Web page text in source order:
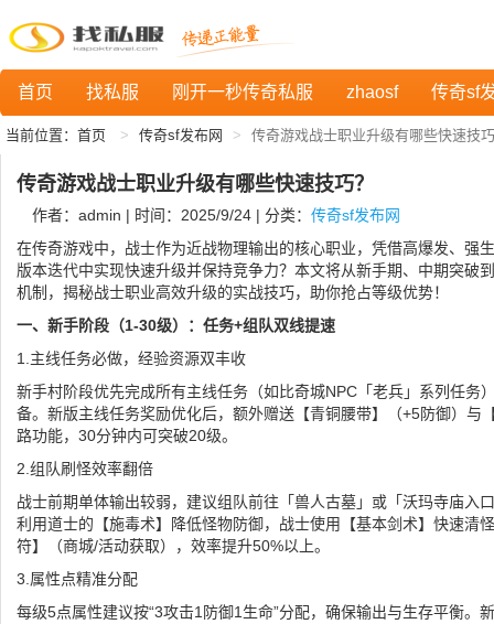
首页 找私服 刚开一秒传奇私服 zhaosf 传奇sf
当前位置： 首页 传奇sf发布网 传奇游戏战士职业升级有哪些快速技
传奇游戏战士职业升级有哪些快速技巧？
作者：admin | 时间：2025/9/24 | 分类： 传奇sf发布网
在传奇游戏中，战士作为近战物理输出的核心职业，凭借高爆发、强
版本迭代中实现快速升级并保持竞争力？本文将从新手期、中期突破
机制，揭秘战士职业高效升级的实战技巧，助你抢占等级优势！
一、新手阶段（1-30级）：任务+组队双线提速
1.主线任务必做，经验资源双丰收
新手村阶段优先完成所有主线任务（如比奇城NPC「老兵」系列任务
备。新版主线任务奖励优化后，额外赠送【青铜腰带】（+5防御）与
路功能，30分钟内可突破20级。
2.组队刷怪效率翻倍
战士前期单体输出较弱，建议组队前往「兽人古墓」或「沃玛寺庙入
利用道士的【施毒术】降低怪物防御，战士使用【基本剑术】快速清
符】（商城/活动获取），效率提升50%以上。
3.属性点精准分配
每级5点属性建议按“3攻击1防御1生命”分配，确保输出与生存平衡。